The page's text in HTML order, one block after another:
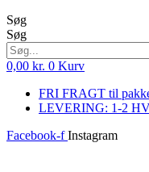
Søg
Søg
0,00 kr. 0 Kurv
FRI FRAGT til
LEVERING: 1-2
Facebook-f Instagram